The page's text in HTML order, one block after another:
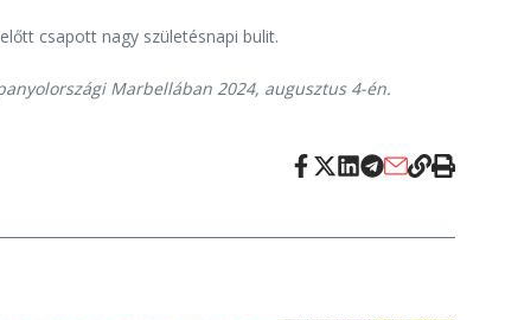
csapott nagy születésnapi bulit.
Marbellában 2024, augusztus 4-én.